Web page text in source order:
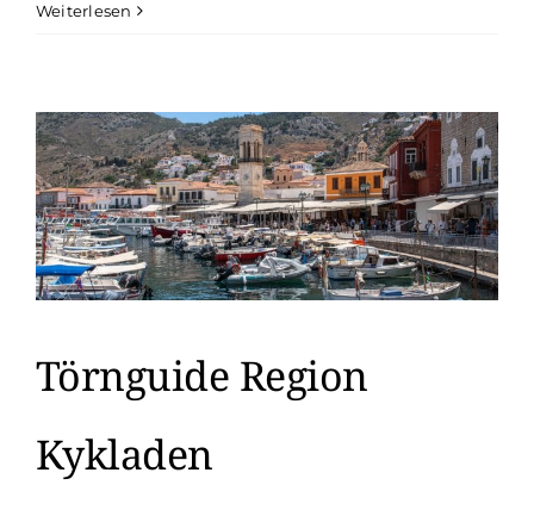
Weiterlesen
Törnguide Region
Kykladen